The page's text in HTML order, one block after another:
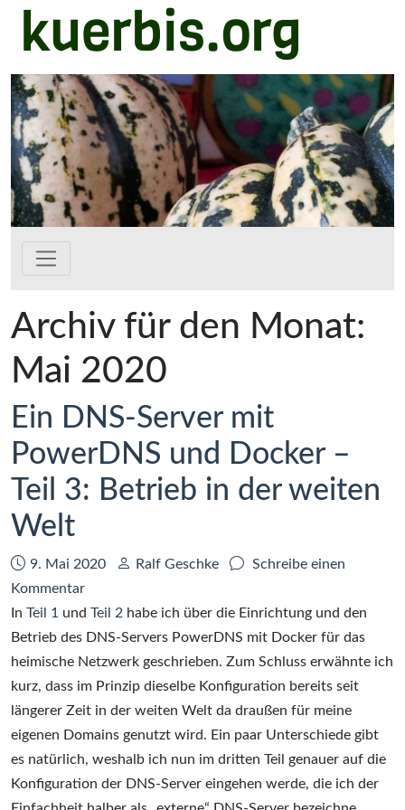
Zum Hauptinhalt springen
kuerbis.org
Archiv für den Monat:
Mai 2020
Ein DNS-Server mit
PowerDNS und Docker –
Teil 3: Betrieb in der weiten
Welt
Datum:
9. Mai 2020 Autor:
Ralf Geschke
Schreibe einen
Kommentarzu
Ein
DNS-
Server
mit
PowerDNS
und
Docker
–
In Teil 1 und Teil 2 habe ich über die Einrichtung und den
Betrieb des DNS-Servers PowerDNS mit Docker für das
heimische Netzwerk geschrieben. Zum Schluss erwähnte ich
kurz, dass im Prinzip dieselbe Konfiguration bereits seit
längerer Zeit in der weiten Welt da draußen für meine
eigenen Domains genutzt wird. Ein paar Unterschiede gibt
es natürlich, weshalb ich nun im dritten Teil genauer auf die
Konfiguration der DNS-Server eingehen werde, die ich der